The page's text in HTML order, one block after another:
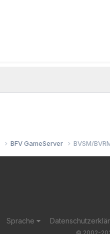
BFV GameServer BVSM/
Sprache